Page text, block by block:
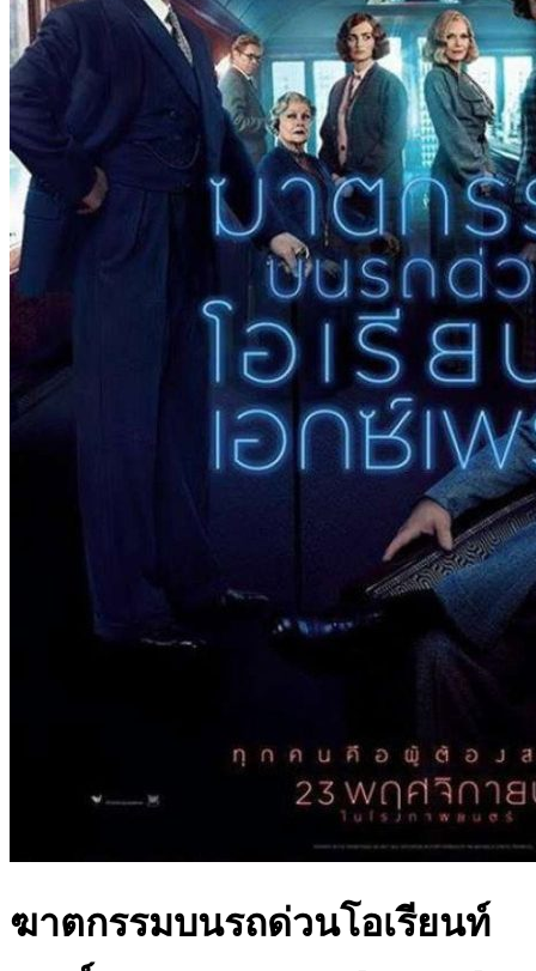
ฆาตกรรมบนรถด่วนโอเรียนท์